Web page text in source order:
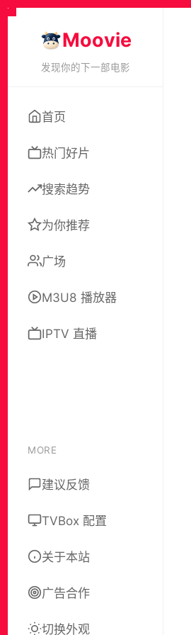
Moovie
发现你的下一部电影
首页
热门好片
搜索趋势
为你推荐
广场
M3U8 播放器
IPTV 直播
MORE
建议反馈
TVBox 配置
关于本站
广告合作
切换外观